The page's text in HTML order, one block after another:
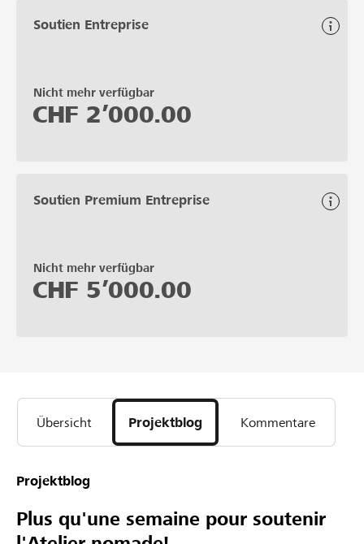
Soutien Entreprise
Nicht mehr verfügbar
CHF 2’000.00
Soutien Premium Entreprise
Nicht mehr verfügbar
CHF 5’000.00
Übersicht Projektblog Kommentare
Projektblog
Plus qu'une semaine pour soutenir